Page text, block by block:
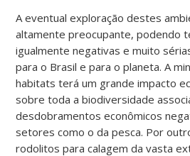
A eventual exploração destes
altamente preocupante, podendo
igualmente negativas e muito
para o Brasil e para o planeta. A
habitats terá um grande impacto
sobre toda a biodiversidade
desdobramentos econômicos
setores como o da pesca. Por
rodolitos para calagem da vasta